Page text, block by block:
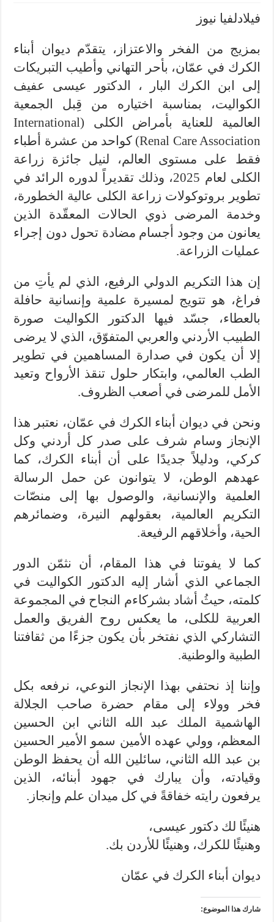
فيلادلفيا نيوز
بمزيج من الفخر والاعتزاز، يتقدّم ديوان أبناء
الكرك في عمّان، بأحر التهاني وأطيب التبريكات
إلى ابن الكرك البار ، الدكتور عيسى عفيف
الكواليت، بمناسبة اختياره من قِبل الجمعية
العالمية للعناية بأمراض الكلى (International
Renal Care Association) كواحد من عشرة أطباء
فقط على مستوى العالم، لنيل جائزة زراعة
الكلى لعام 2025، وذلك تقديراً لدوره الرائد في
تطوير بروتوكولات زراعة الكلى عالية الخطورة،
وخدمة المرضى ذوي الحالات المعقّدة الذين
يعانون من وجود أجسام مضادة تحول دون إجراء
عمليات الزراعة.
إن هذا التكريم الدولي الرفيع، الذي لم يأتِ من
فراغ، هو تتويج لمسيرة علمية وإنسانية حافلة
بالعطاء، جسّد فيها الدكتور الكواليت صورة
الطبيب الأردني والعربي المتفوّق، الذي لا يرضى
إلا أن يكون في صدارة المساهمين في تطوير
الطب العالمي، وابتكار حلول تنقذ الأرواح وتعيد
الأمل للمرضى في أصعب الظروف.
ونحن في ديوان أبناء الكرك في عمّان، نعتبر هذا
الإنجاز وسام شرف على صدر كل أردني وكل
كركي، ودليلاً جديدًا على أن أبناء الكرك، كما
عهدهم الوطن، لا يتوانون عن حمل الرسالة
العلمية والإنسانية، والوصول بها إلى منصّات
التكريم العالمية، بعقولهم النيرة، وضمائرهم
الحية، وأخلاقهم الرفيعة.
كما لا يفوتنا في هذا المقام، أن نثمّن الدور
الجماعي الذي أشار إليه الدكتور الكواليت في
كلمته، حيثُ أشاد بشركاءم النجاح في المجموعة
العربية للكلى، ما يعكس روح الفريق والعمل
التشاركي الذي نفتخر بأن يكون جزءًا من ثقافتنا
الطبية والوطنية.
وإننا إذ نحتفي بهذا الإنجاز النوعي، نرفعه بكل
فخر وولاء إلى مقام حضرة صاحب الجلالة
الهاشمية الملك عبد الله الثاني ابن الحسين
المعظم، وولي عهده الأمين سمو الأمير الحسين
بن عبد الله الثاني، سائلين الله أن يحفظ الوطن
وقيادته، وأن يبارك في جهود أبنائه، الذين
يرفعون رايته خفاقةً في كل ميدان علم وإنجاز.
هنيئًا لك دكتور عيسى،
وهنيئًا للكرك، وهنيئًا للأردن بك.
ديوان أبناء الكرك في عمّان
شارك هذا الموضوع: